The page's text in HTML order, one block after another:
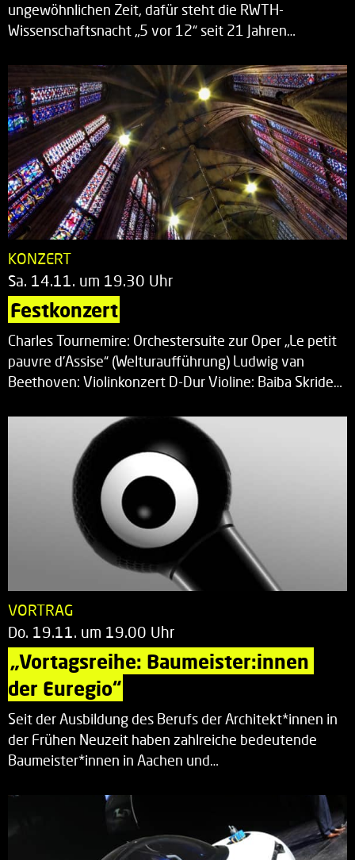
ungewöhnlichen Zeit, dafür steht die RWTH-
Wissenschaftsnacht „5 vor 12“ seit 21 Jahren…
KONZERT
Sa. 14.11. um 19.30 Uhr
Festkonzert
Charles Tournemire: Orchestersuite zur Oper „Le petit
pauvre d’Assise“ (Welturaufführung) Ludwig van
Beethoven: Violinkonzert D-Dur Violine: Baiba Skride…
VORTRAG
Do. 19.11. um 19.00 Uhr
„Vortagsreihe: Baumeister:innen
der Euregio“
Seit der Ausbildung des Berufs der Architekt*innen in
der Frühen Neuzeit haben zahlreiche bedeutende
Baumeister*innen in Aachen und…